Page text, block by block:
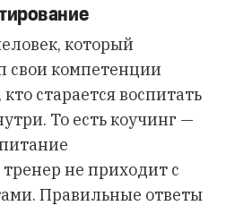
который
свои компетенции
старается воспитать
То есть коучинг —
не приходит с
Правильные ответы